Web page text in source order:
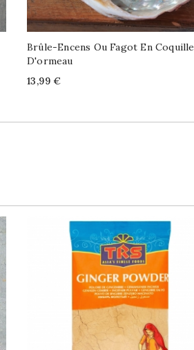
Brûle-Encens Ou Fagot En Coquille
D'ormeau
Price
13,99 €